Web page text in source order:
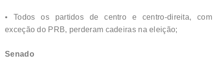
• Todos os partidos de centro e centro-direita, com
exceção do PRB, perderam cadeiras na eleição;
Senado